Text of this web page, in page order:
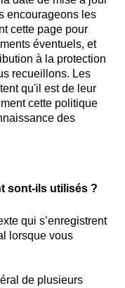
encourageons les
cette page pour
éventuels, et
à la protection
recueillons. Les
qu'il est de leur
cette politique
des
sont-ils utilisés ?
qui s’enregistrent
lorsque vous
de plusieurs